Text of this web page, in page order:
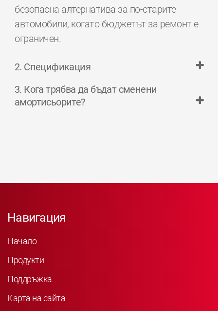
безопасна алтернатива за по-старите
автомобили, когато бюджетът за ремонт е
ограничен.
2. Спецификация
3. Кога трябва да бъдат сменени
амортисьорите?
Навигация
Начало
Продукти
Поддръжка
Карта на сайта